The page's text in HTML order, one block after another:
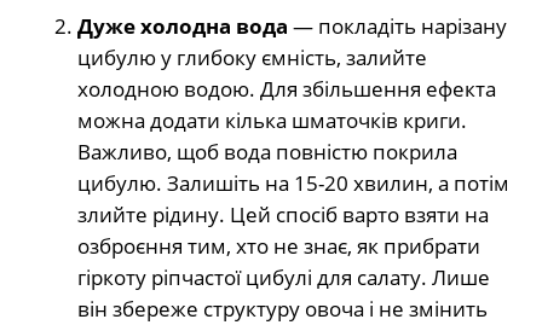
Дуже холодна вода — покладіть нарізану
цибулю у глибоку ємність, залийте
холодною водою. Для збільшення ефекта
можна додати кілька шматочків криги.
Важливо, щоб вода повністю покрила
цибулю. Залишіть на 15-20 хвилин, а потім
злийте рідину. Цей спосіб варто взяти на
озброєння тим, хто не знає, як прибрати
гіркоту ріпчастої цибулі для салату. Лише
він збереже структуру овоча і не змінить